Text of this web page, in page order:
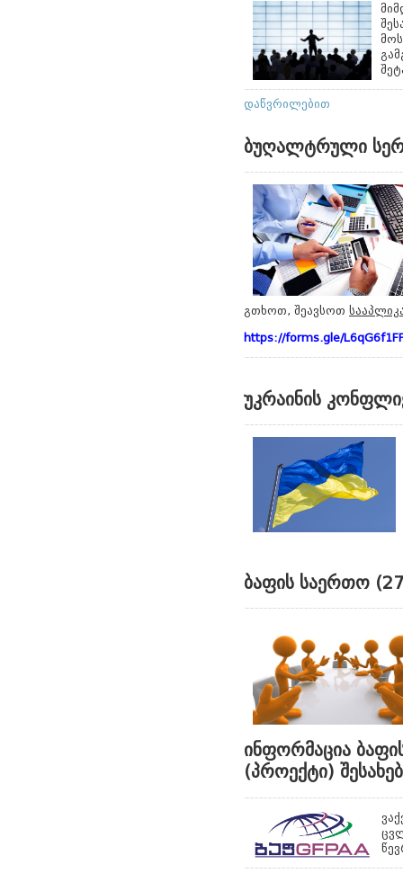
დაწვრილებით
ბუღალტრული
გთხოთ, შეავსოთ
https://forms.gle/
უკრაინის
ბაფის საერთო
ინფორმაცია
(პროექტი) შესახებ